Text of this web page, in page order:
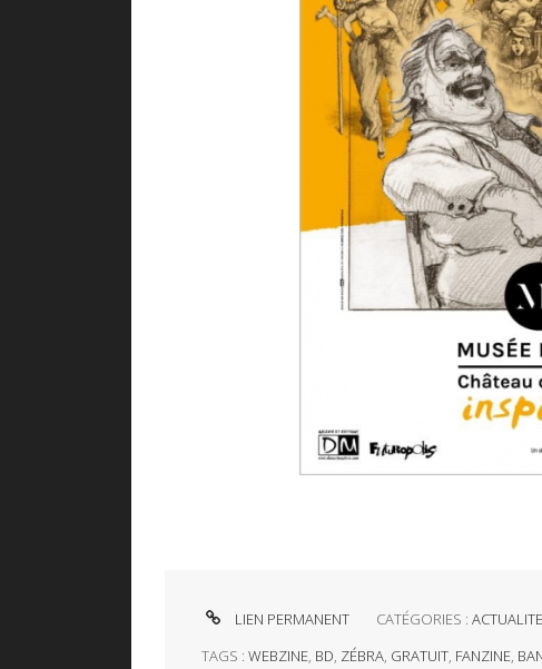
LIEN PERMANENT CATÉGORIES :
TAGS : WEBZINE, BD, ZÉBRA, GRATUIT, FANZINE,